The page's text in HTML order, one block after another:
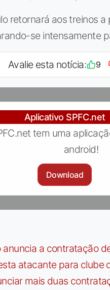
retornará aos treinos
se intensamente
Avalie esta notícia: 9
Aplicativo SPFC.net
tem uma
android!
Download
anuncia a contratação
atacante para clube
mais duas